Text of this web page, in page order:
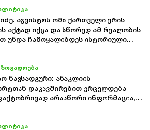
აგვისტოს ომი ქართველი ერის
აქტად იქცა და სწორედ ამ რეალობის
უნდა ჩამოყალიბდეს ისტორიული
ნავსადგური: ანაკლიის
დაკავშირებით ვრცელდება
არასწორი ინფორმაცია,